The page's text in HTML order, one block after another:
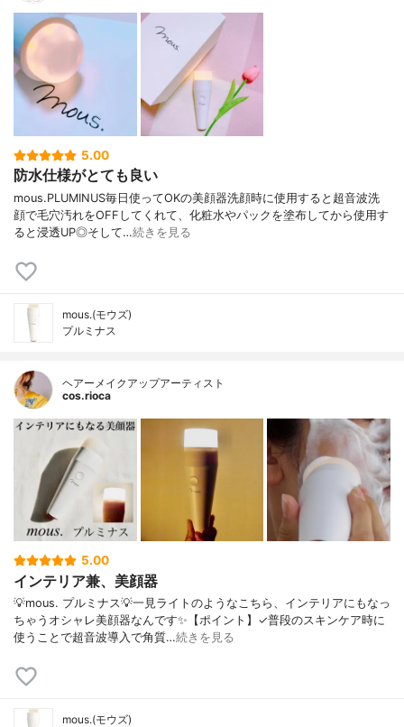
5.00
防水仕様がとても良い
mous.PLUMINUS毎日使ってOKの美顔器洗顔時に使用すると超音波洗
顔で毛穴汚れをOFFしてくれて、化粧水やパックを塗布してから使用す
ると浸透UP◎そして…続きを見る
mous.(モウズ)
プルミナス
ヘアーメイクアップアーティスト
cos.rioca
5.00
インテリア兼、美顔器
💡mous. プルミナス💡一見ライトのようなこちら、インテリアにもなっ
ちゃうオシャレ美顔器なんです✨【ポイント】✓普段のスキンケア時に
使うことで超音波導入で角質…続きを見る
mous.(モウズ)